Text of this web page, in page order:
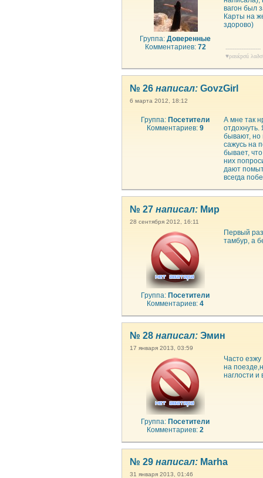
Группа:Доверенные
Комментариев: 72
вагон был
Карты на
здорово)
--------------------
♥ραsќрσú
№ 26 написал: GovzGirl
6 марта 2012, 18:12
Группа: Посетители
Комментариев:9
А мне так
отдохнуть.
бывают, но
сажусь на
бывает,
них
дают
всегда
№ 27 написал: Мир
28 сентября 2012, 16:11
Группа: Посетители
Комментариев:4
Первый
тамбур, а
№ 28 написал: Эмин
17 января 2013, 03:59
Группа: Посетители
Комментариев:2
Часто
на
наглости и
№ 29 написал: Marha
31 января 2013, 01:46